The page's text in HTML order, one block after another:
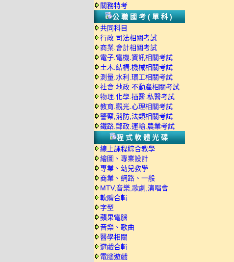
關務特考
公職國考(單科)
共同科目
行政.司法相關考試
商業.會計相關考試
電子.電機.資訊相關考試
土木.結構.機械相關考試
測量.水利.環工相關考試
社會.地政.不動產相關考試
物理.化學.插醫.私醫考試
教育.觀光.心理相關考試
警察,消防,法類相關考試
鐵路.郵政.運輸.農業考試
程式軟體光碟
線上課程綜合教學
繪圖、專業設計
專業、幼兒教學
商業、網路、一般
MTV,音樂,歌劇,演唱會
軟體合輯
字型
蘋果電腦
音樂、歌曲
醫學相關
遊戲合輯
電腦遊戲